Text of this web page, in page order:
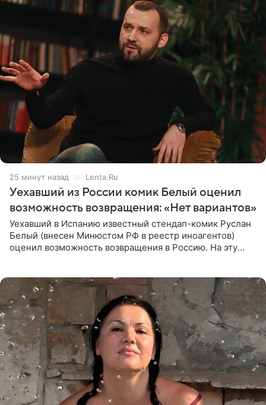
26 минут назад Lenta.Ru
Уехавший из России комик Белый оценил
возможность возвращения: «Нет вариантов»
Уехавший в Испанию известный стендап-комик Руслан
Белый (внесен Минюстом РФ в реестр иноагентов)
оценил возможность возвращения в Россию. На эту